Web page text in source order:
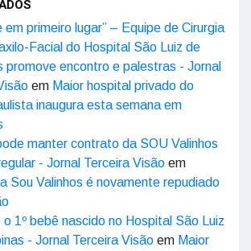
manter contrato da SOU Valinhos
- Jornal Terceira Visãoem
Sou Valinhos é novamente repudiado
1º bebê nascido no Hospital São Luiz
- Jornal Terceira Visão
do interior paulista inaugura esta
Campinas
Clínica Concon realiza primeira cirurgia
digestivo do Hospital São Luiz
- Jornal Terceira VisãoemMaior
do interior paulista inaugura esta